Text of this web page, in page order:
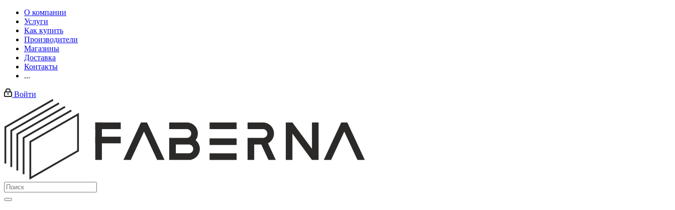
О компании
Услуги
Как купить
Производители
Магазины
Доставка
Контакты
...
Войти